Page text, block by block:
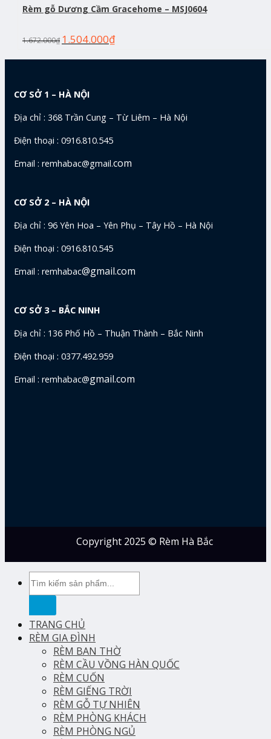
Rèm gỗ Dương Cầm Gracehome – MSJ0604
1.672.000₫ 1.504.000₫
CƠ SỞ 1 – HÀ NỘI
Địa chỉ : 368 Trần Cung – Từ Liêm – Hà Nội
Điện thoại : 0916.810.545
Email : remhabac@gmail.com
CƠ SỞ 2 – HÀ NỘI
Địa chỉ : 96 Yên Hoa – Yên Phụ – Tây Hồ – Hà Nội
Điện thoại : 0916.810.545
Email : remhabac@gmail.com
CƠ SỞ 3 – BẮC NINH
Địa chỉ : 136 Phố Hồ – Thuận Thành – Bắc Ninh
Điện thoại : 0377.492.959
Email : remhabac@gmail.com
Copyright 2025 © Rèm Hà Bắc
Tìm
TRANG CHỦ
RÈM GIA ĐÌNH
RÈM BAN THỜ
RÈM CẦU VỒNG HÀN QUỐC
RÈM CUỐN
RÈM GIẾNG TRỜI
RÈM GỖ TỰ NHIÊN
RÈM PHÒNG KHÁCH
RÈM PHÒNG NGỦ